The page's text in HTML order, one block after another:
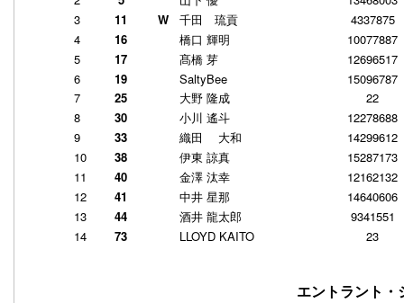
3
11 W 千田 琉貢
4337875
4
16 橋口 輝明
10077887
5
17 髙橋 芽
12696517
6
19 SaltyBee
15096787
7
25 大野 隆成
22
8
30 小川 遙斗
12278688
9
33 織田 大和
14299612
10
38 伊東 諒真
15287173
11
40 金澤 汰幸
12162132
12
41 中井 星那
14640606
13
44 酒井 龍太郎
9341551
14
73 LLOYD KAITO 23
エントラント・